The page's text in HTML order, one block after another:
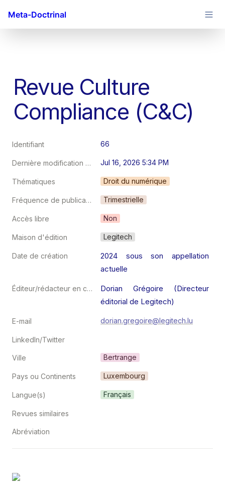
Meta-Doctrinal
Revue Culture
Compliance (C&C)
Identifiant 66
Dernière modification au Jul 16, 2026 5:34 PM
Thématiques Droit du numérique
Fréquence de publication Trimestrielle
Accès libre Non
Maison d'édition Legitech
Date de création
2024 sous son appellation
actuelle
Éditeur/rédacteur en chef
Dorian Grégoire (Directeur
éditorial de Legitech)
E-mail dorian.gregoire@legitech.lu
LinkedIn/Twitter
Ville Bertrange
Pays ou Continents Luxembourg
Langue(s) Français
Revues similaires
Abréviation